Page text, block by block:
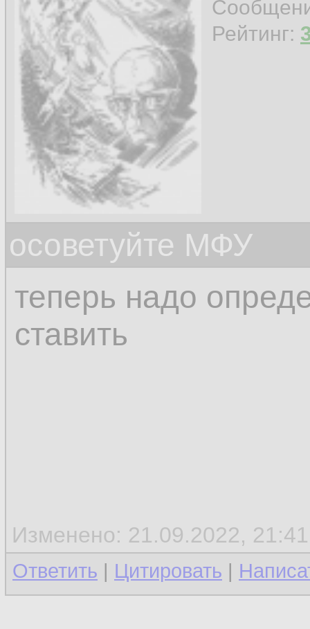
Рейтинг:
осоветуйте МФУ
теперь надо
ставить
Изменено: 21.09.2022,
Ответить | Цитировать |